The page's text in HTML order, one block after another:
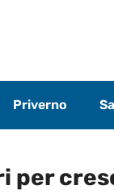
Priverno
per